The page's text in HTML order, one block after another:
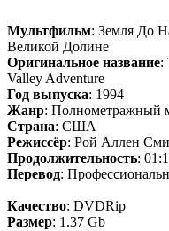
Мультфильм: Земля До
Великой Долине
Оригинальное название:
Valley Adventure
Год выпуска: 1994
Жанр: Полнометражный
Страна: США
Режиссёр: Рой Аллен
Продолжительность:
Перевод:
Качество: DVDRip
Размер: 1.37 Gb